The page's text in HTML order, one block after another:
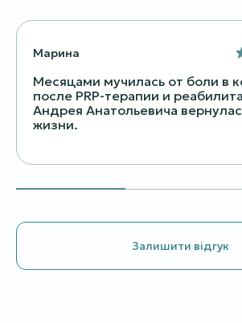
Марина
Месяцами мучилась от боли в
после PRP-терапии и
Андрея Анатольевича
жизни.
Залишити відгук